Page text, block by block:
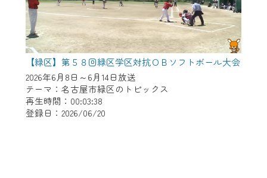
【緑区】第５８回緑区学区対抗ＯＢソフトボール大会
2026年6月8日～6月14日放送
テーマ：名古屋市緑区のトピックス
再生時間：00:03:38
登録日：2026/06/20